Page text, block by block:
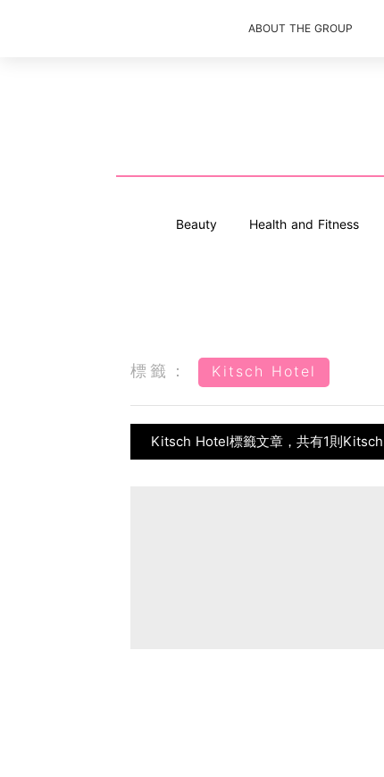
ABOUT THE GROUP
Beauty Health and Fitness
標籤： Kitsch Hotel
Kitsch Hotel標籤文章，共有1則